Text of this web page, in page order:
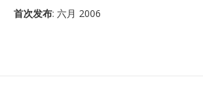
首次发布: 六月 2006